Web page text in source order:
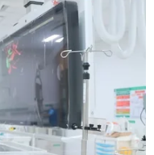
đặc sản trà mạn được
Lam/Vietnam+)